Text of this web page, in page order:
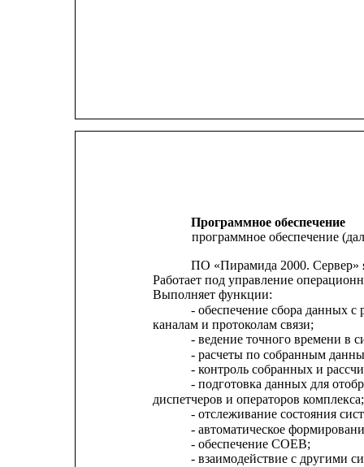
Программное обеспечение
программное обеспечение
ПО «Пирамида 2000. Сервер»
Работает под управление
Выполняет функции:
- обеспечение сбора данных
каналам и протоколам связи;
- ведение точного времени в
- расчеты по собранным
- контроль собранных и
- подготовка данных для
диспетчеров и операторов комплекса;
- отслеживание состояния
- автоматическое
- обеспечение СОЕВ;
- взаимодействие с другими